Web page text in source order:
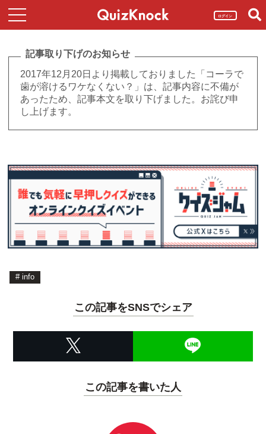
ログイン
記事取り下げのお知らせ
2017年12月20日より掲載しておりました「コーラで
歯が溶けるワケなくない？」は、記事内容に不備が
あったため、記事本文を取り下げました。お詫び申
し上げます。
# info
この記事をSNSでシェア
この記事を書いた人